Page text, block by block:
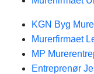
KGN Byg
Murerfirmaet
MP
Entreprenør